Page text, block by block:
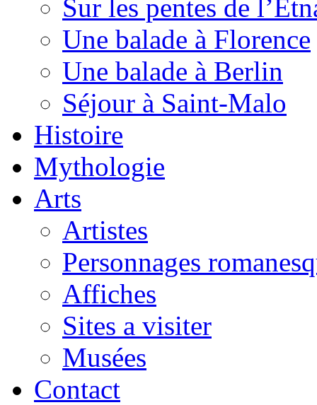
Sur les pentes de
Une balade à Florence
Une balade à Berlin
Séjour à Saint-Malo
Histoire
Mythologie
Arts
Artistes
Personnages
Affiches
Sites a visiter
Musées
Contact